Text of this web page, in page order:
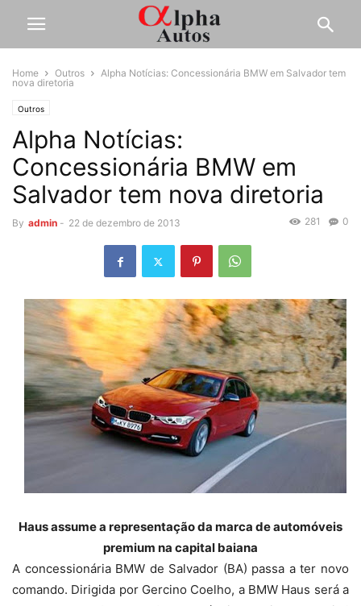
Home Outros
Alpha Notícias: Concessionária BMW em Salvador tem
nova diretoria
Outros
Alpha Notícias:
Concessionária BMW em
Salvador tem nova diretoria
By admin - 22 de dezembro de 2013 0
281
Haus assume a representação da marca de automóveis
premium na capital baiana
A concessionária BMW de Salvador (BA) passa a ter novo
comando. Dirigida por Gercino Coelho, a BMW Haus será a